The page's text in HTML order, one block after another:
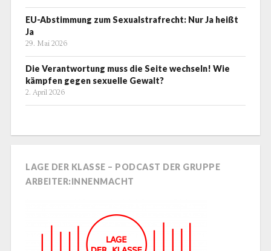
EU-Abstimmung zum Sexualstrafrecht: Nur Ja heißt
Ja
29. Mai 2026
Die Verantwortung muss die Seite wechseln! Wie
kämpfen gegen sexuelle Gewalt?
2. April 2026
LAGE DER KLASSE – PODCAST DER GRUPPE
ARBEITER:INNENMACHT